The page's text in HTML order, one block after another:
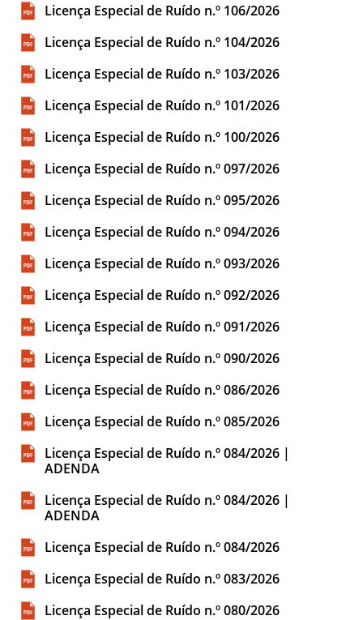
Licença Especial de Ruído n.º 106/2026
Licença Especial de Ruído n.º 104/2026
Licença Especial de Ruído n.º 103/2026
Licença Especial de Ruído n.º 101/2026
Licença Especial de Ruído n.º 100/2026
Licença Especial de Ruído n.º 097/2026
Licença Especial de Ruído n.º 095/2026
Licença Especial de Ruído n.º 094/2026
Licença Especial de Ruído n.º 093/2026
Licença Especial de Ruído n.º 092/2026
Licença Especial de Ruído n.º 091/2026
Licença Especial de Ruído n.º 090/2026
Licença Especial de Ruído n.º 086/2026
Licença Especial de Ruído n.º 085/2026
Licença Especial de Ruído n.º 084/2026 |
ADENDA
Licença Especial de Ruído n.º 084/2026 |
ADENDA
Licença Especial de Ruído n.º 084/2026
Licença Especial de Ruído n.º 083/2026
Licença Especial de Ruído n.º 080/2026